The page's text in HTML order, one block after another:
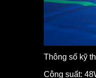
Thông số kỹ
Công suất: